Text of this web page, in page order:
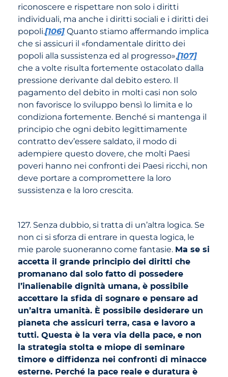
riconoscere e rispettare non solo i diritti
individuali, ma anche i diritti sociali e i diritti dei
popoli.[106]Quanto stiamo affermando implica
che si assicuri il «fondamentale diritto dei
popoli alla sussistenza ed al progresso»,[107]
che a volte risulta fortemente ostacolato dalla
pressione derivante dal debito estero. Il
pagamento del debito in molti casi non solo
non favorisce lo sviluppo bensì lo limita e lo
condiziona fortemente. Benché si mantenga il
principio che ogni debito legittimamente
contratto dev’essere saldato, il modo di
adempiere questo dovere, che molti Paesi
poveri hanno nei confronti dei Paesi ricchi, non
deve portare a compromettere la loro
sussistenza e la loro crescita.
127. Senza dubbio, si tratta di un’altra logica. Se
non ci si sforza di entrare in questa logica, le
mie parole suoneranno come fantasie. Ma se si
accetta il grande principio dei diritti che
promanano dal solo fatto di possedere
l’inalienabile dignità umana, è possibile
accettare la sfida di sognare e pensare ad
un’altra umanità. È possibile desiderare un
pianeta che assicuri terra, casa e lavoro a
tutti. Questa è la vera via della pace, e non
la strategia stolta e miope di seminare
timore e diffidenza nei confronti di minacce
esterne. Perché la pace reale e duratura è